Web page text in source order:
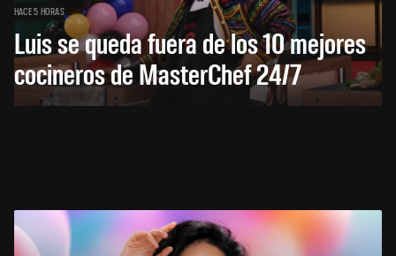
HACE 5 HORAS
Luis se queda fuera de los 10 mejores
cocineros de MasterChef 24/7